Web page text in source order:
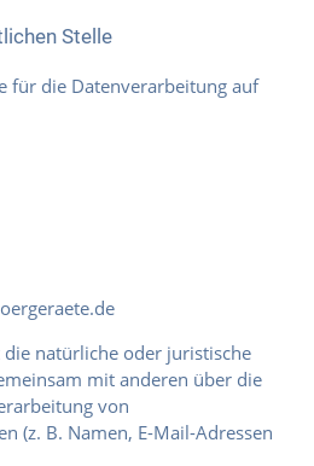
Stelle
für die Datenverarbeitung auf
natürliche oder juristische
mit anderen über die
von
(z. B. Namen, E-Mail-Adressen